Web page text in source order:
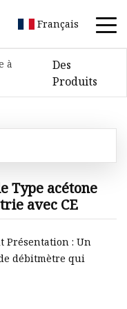
Français
à
Des
Produits
Type acétone
avec CE
Présentation : Un
débitmètre qui